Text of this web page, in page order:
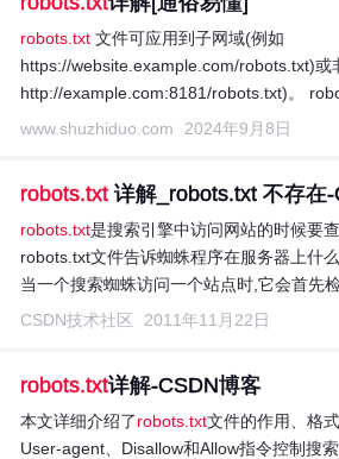
robots.txt 文件可应用到子网域(例如
https://website.example.com/robots.txt)或
http://example.com:8181/robots.txt)。
UTF-8 编码(...
www.shuzhiduo.com 2024年9月8日
robots.txt 详解_robots.txt 不存在
robots.txt是搜索引擎中访问网站的时候要
robots.txt文件告诉蜘蛛程序在服务器上什
当一个搜索蜘蛛访问一个站点时,它会首先
CSDN技术社区
2011年11月22日
robots.txt详解-CSDN博客
本文详细介绍了robots.txt文件的作用、格
User-agent、Disallow和Allow指令控制搜